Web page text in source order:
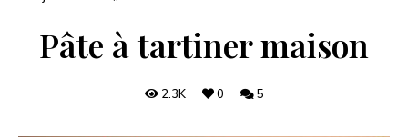
Pâte à tartiner maison
2.3K 0 5